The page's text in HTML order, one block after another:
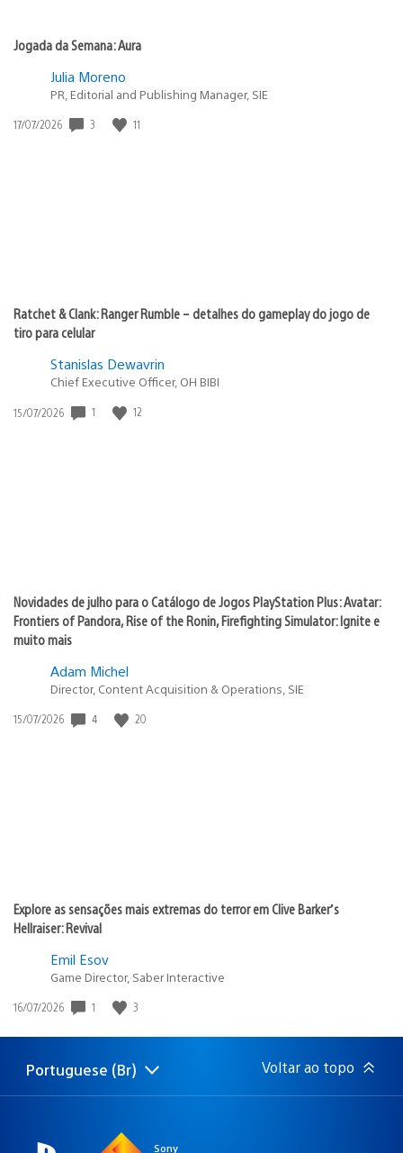
Jogada da Semana: Aura
Julia Moreno
PR, Editorial and Publishing Manager, SIE
Data
17/07/2026 3 11
Ratchet & Clank: Ranger Rumble – detalhes do gameplay do jogo de
tiro para celular
Stanislas Dewavrin
Chief Executive Officer, OH BIBI
Data
15/07/2026 1 12
Novidades de julho para o Catálogo de Jogos PlayStation Plus: Avatar:
Frontiers of Pandora, Rise of the Ronin, Firefighting Simulator: Ignite e
muito mais
Adam Michel
Director, Content Acquisition & Operations, SIE
Data
15/07/2026 4 20
Explore as sensações mais extremas do terror em Clive Barker’s
Hellraiser: Revival
Emil Esov
Game Director, Saber Interactive
Data
publicação:
16/07/2026 1 3
Selecione
uma
Região
atual:
Portuguese (Br) Voltar ao topo
Sony